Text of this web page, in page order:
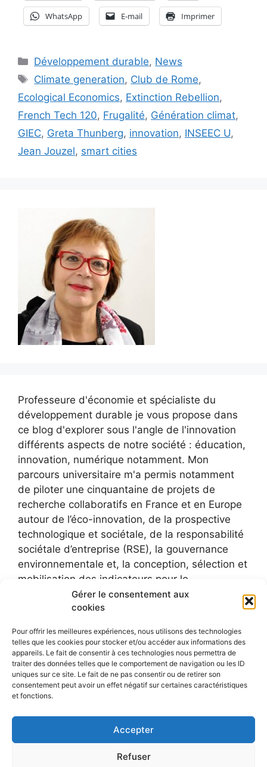
Gérer le consentement aux
cookies
Pour offrir les meilleures expériences, nous utilisons des technologies
telles que les cookies pour stocker et/ou accéder aux informations des
appareils. Le fait de consentir à ces technologies nous permettra de
traiter des données telles que le comportement de navigation ou les ID
uniques sur ce site. Le fait de ne pas consentir ou de retirer son
consentement peut avoir un effet négatif sur certaines caractéristiques
et fonctions.
Accepter
Refuser
WhatsApp E-mail Imprimer
Catégories
Développement durable, News
Étiquettes
Climate generation, Club de Rome,
Ecological Economics, Extinction Rebellion,
French Tech 120, Frugalité, Génération climat,
GIEC, Greta Thunberg, innovation, INSEEC U,
Jean Jouzel, smart cities
Professeure d'économie et spécialiste du
développement durable je vous propose dans
ce blog d'explorer sous l'angle de l'innovation
différents aspects de notre société : éducation,
innovation, numérique notamment. Mon
parcours universitaire m'a permis notamment
de piloter une cinquantaine de projets de
recherche collaboratifs en France et en Europe
autour de l’éco-innovation, de la prospective
technologique et sociétale, de la responsabilité
sociétale d’entreprise (RSE), la gouvernance
environnementale et, la conception, sélection et
mobilisation des indicateurs pour le
développement durable.